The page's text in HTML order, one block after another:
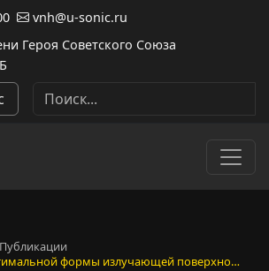
vnh@u-sonic.ru
Героя Советского Союза
Публикации
формы излучающей поверхно…